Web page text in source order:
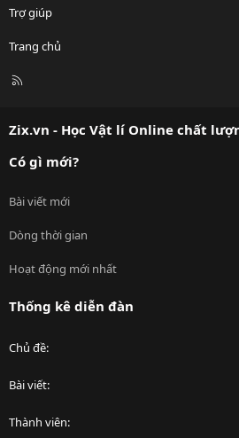
Trợ giúp
Trang chủ
R
Zix.vn - Học Vật lí Online chất
Có gì mới?
Bài viết mới
Dòng thời gian
Hoạt động mới nhất
Thống kê diễn đàn
Chủ đề
Bài viết
Thành viên